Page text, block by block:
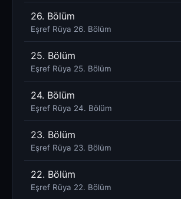
26. Bölüm
Eşref Rüya 26. Bölüm
25. Bölüm
Eşref Rüya 25. Bölüm
24. Bölüm
Eşref Rüya 24. Bölüm
23. Bölüm
Eşref Rüya 23. Bölüm
22. Bölüm
Eşref Rüya 22. Bölüm